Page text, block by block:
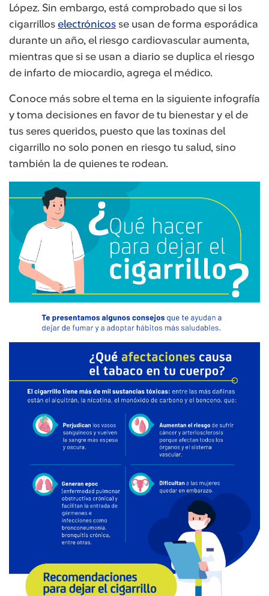
López. Sin embargo, está comprobado que si los
cigarrillos electrónicos se usan de forma esporádica
durante un año, el riesgo cardiovascular aumenta,
mientras que si se usan a diario se duplica el riesgo
de infarto de miocardio, agrega el médico.
Conoce más sobre el tema en la siguiente infografía
y toma decisiones en favor de tu bienestar y el de
tus seres queridos, puesto que las toxinas del
cigarrillo no solo ponen en riesgo tu salud, sino
también la de quienes te rodean.